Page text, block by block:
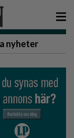
nyheter